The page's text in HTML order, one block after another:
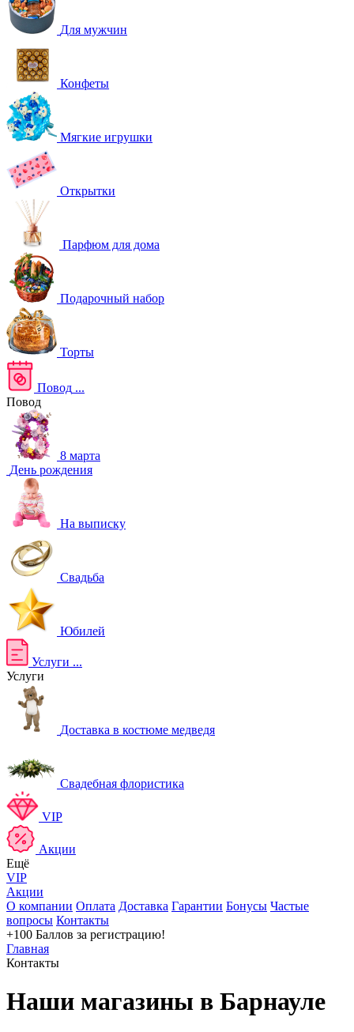
Для мужчин
Конфеты
Мягкие игрушки
Открытки
Парфюм для дома
Подарочный набор
Торты
Повод ...
Повод
8 марта
День рождения
На выписку
Свадьба
Юбилей
Услуги ...
Услуги
Доставка в костюме медведя
Свадебная флористика
VIP
Акции
Ещё
VIP
Акции
О компании Оплата Доставка Гарантии Бонусы Частые
вопросы Контакты
+100 Баллов за регистрацию!
Главная
Контакты
Наши магазины в Барнауле